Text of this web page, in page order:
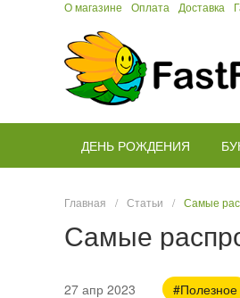
О магазине Оплата Доставка
ДЕНЬ РОЖДЕНИЯ
Главная / Статьи / Самые
Самые
27 апр 2023 #Полезное